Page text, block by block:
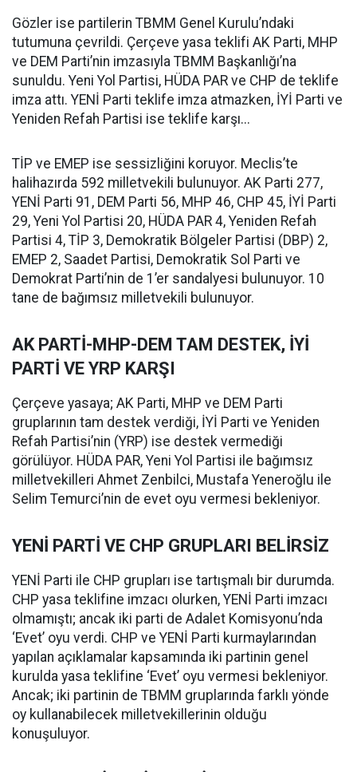
Gözler ise partilerin TBMM Genel Kurulu’ndaki
tutumuna çevrildi. Çerçeve yasa teklifi AK Parti, MHP
ve DEM Parti’nin imzasıyla TBMM Başkanlığı’na
sunuldu. Yeni Yol Partisi, HÜDA PAR ve CHP de teklife
imza attı. YENİ Parti teklife imza atmazken, İYİ Parti ve
Yeniden Refah Partisi ise teklife karşı...
TİP ve EMEP ise sessizliğini koruyor. Meclis’te
halihazırda 592 milletvekili bulunuyor. AK Parti 277,
YENİ Parti 91, DEM Parti 56, MHP 46, CHP 45, İYİ Parti
29, Yeni Yol Partisi 20, HÜDA PAR 4, Yeniden Refah
Partisi 4, TİP 3, Demokratik Bölgeler Partisi (DBP) 2,
EMEP 2, Saadet Partisi, Demokratik Sol Parti ve
Demokrat Parti’nin de 1’er sandalyesi bulunuyor. 10
tane de bağımsız milletvekili bulunuyor.
AK PARTİ-MHP-DEM TAM DESTEK, İYİ
PARTİ VE YRP KARŞI
Çerçeve yasaya; AK Parti, MHP ve DEM Parti
gruplarının tam destek verdiği, İYİ Parti ve Yeniden
Refah Partisi’nin (YRP) ise destek vermediği
görülüyor. HÜDA PAR, Yeni Yol Partisi ile bağımsız
milletvekilleri Ahmet Zenbilci, Mustafa Yeneroğlu ile
Selim Temurci’nin de evet oyu vermesi bekleniyor.
YENİ PARTİ VE CHP GRUPLARI BELİRSİZ
YENİ Parti ile CHP grupları ise tartışmalı bir durumda.
CHP yasa teklifine imzacı olurken, YENİ Parti imzacı
olmamıştı; ancak iki parti de Adalet Komisyonu’nda
‘Evet’ oyu verdi. CHP ve YENİ Parti kurmaylarından
yapılan açıklamalar kapsamında iki partinin genel
kurulda yasa teklifine ‘Evet’ oyu vermesi bekleniyor.
Ancak; iki partinin de TBMM gruplarında farklı yönde
oy kullanabilecek milletvekillerinin olduğu
konuşuluyor.